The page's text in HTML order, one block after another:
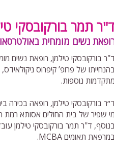
תמר בורקובסקי
נשים מומחית
ד"ר בורקובסקי טילמן, רופאת נשים
בהנחייתו של פרופ’ קיפרוס
מתקדמות נוספות.
ד״ר בורקובסקי טילמן, רופאה בכירה
מי שפיר של בית החולים אסותא רמת
בנוסף, ד"ר תמר בורקובסקי טילמן
במרפאת תאומים MCBA.